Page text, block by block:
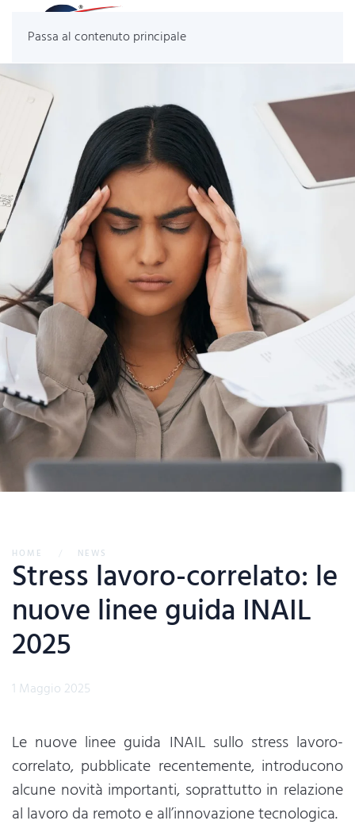
Passa al contenuto principale
HOME NEWS
Stress lavoro-correlato: le
nuove linee guida INAIL
2025
1 Maggio 2025
Le nuove linee guida INAIL sullo stress lavoro-
correlato, pubblicate recentemente, introducono
alcune novità importanti, soprattutto in relazione
al lavoro da remoto e all’innovazione tecnologica.